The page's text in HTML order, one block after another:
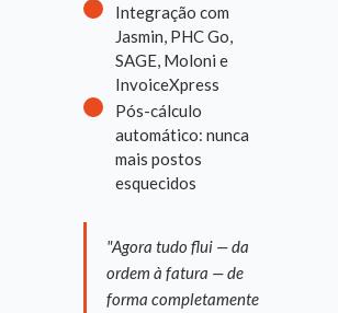
Integração com
Jasmin, PHC Go,
SAGE, Moloni e
InvoiceXpress
Pós-cálculo
automático: nunca
mais postos
esquecidos
"Agora tudo flui — da
ordem à fatura — de
forma completamente